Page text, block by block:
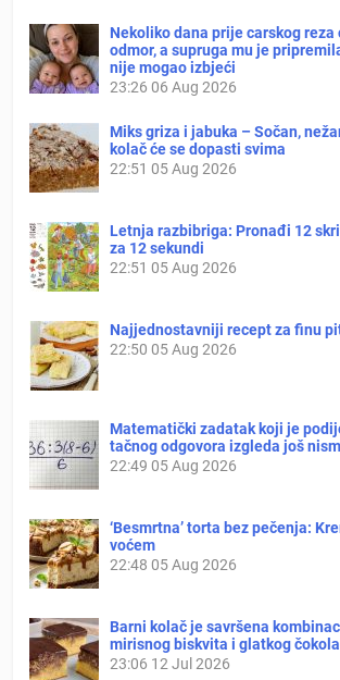
Nekoliko dana prije carskog reza
odmor, a supruga mu je
nije mogao izbjeći
23:26 06 Aug 2026
Miks griza i jabuka – Sočan,
kolač će se dopasti svima
22:51 05 Aug 2026
Letnja razbibriga: Pronađi 12
za 12 sekundi
22:51 05 Aug 2026
Najjednostavniji recept za finu
22:50 05 Aug 2026
Matematički zadatak koji je
tačnog odgovora izgleda još
22:49 05 Aug 2026
‘Besmrtna’ torta bez pečenja:
voćem
22:48 05 Aug 2026
Barni kolač je savršena
mirisnog biskvita i glatkog
23:06 12 Jul 2026